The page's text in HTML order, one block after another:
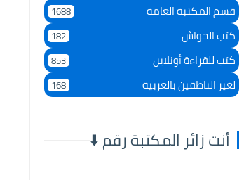
قسم المكتبة العامة 1688
كتب الحواش 182
كتب للقراءة أونلاين 853
لغير الناطقين بالعربية 168
أنت زائر المكتبة رقم ⬇️